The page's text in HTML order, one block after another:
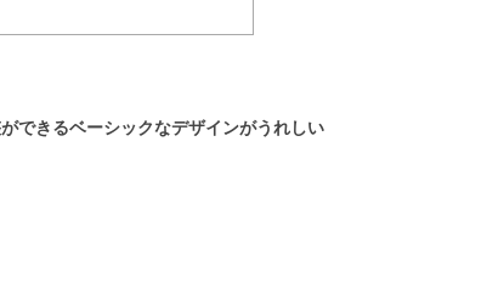
できるベーシックなデザインがうれしい